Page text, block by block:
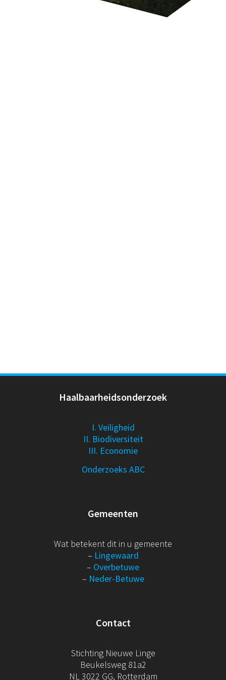
Haalbaarheidsonderzoek
I. Veiligheid
II. Biodiversiteit
III. Economie
Onderzoeks ABC
Gemeenten
Wat betekent dit in u gemeente
– Lingewaard
– Overbetuwe
– Neder-Betuwe
Contact
Stichting Nieuwe Linge
Beukelsweg 81a2
NL 3022 GG, Rotterdam